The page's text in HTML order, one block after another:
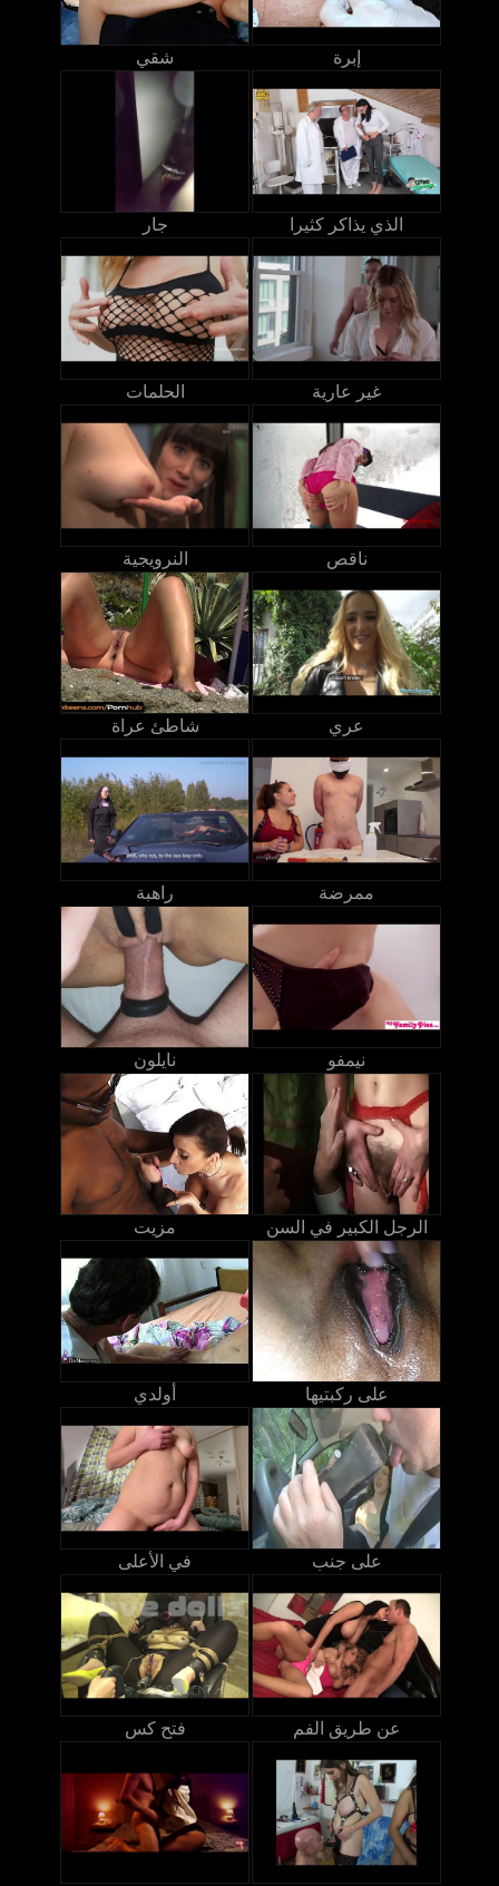
شقي إبرة
جار الذي يذاكر كثيرا
الحلمات غير عارية
النرويجية ناقص
شاطئ عراة عري
راهبة ممرضة
نايلون نيمفو
مزيت الرجل الكبير في السن
أولدي على ركبتيها
في الأعلى على جنب
فتح كس عن طريق الفم